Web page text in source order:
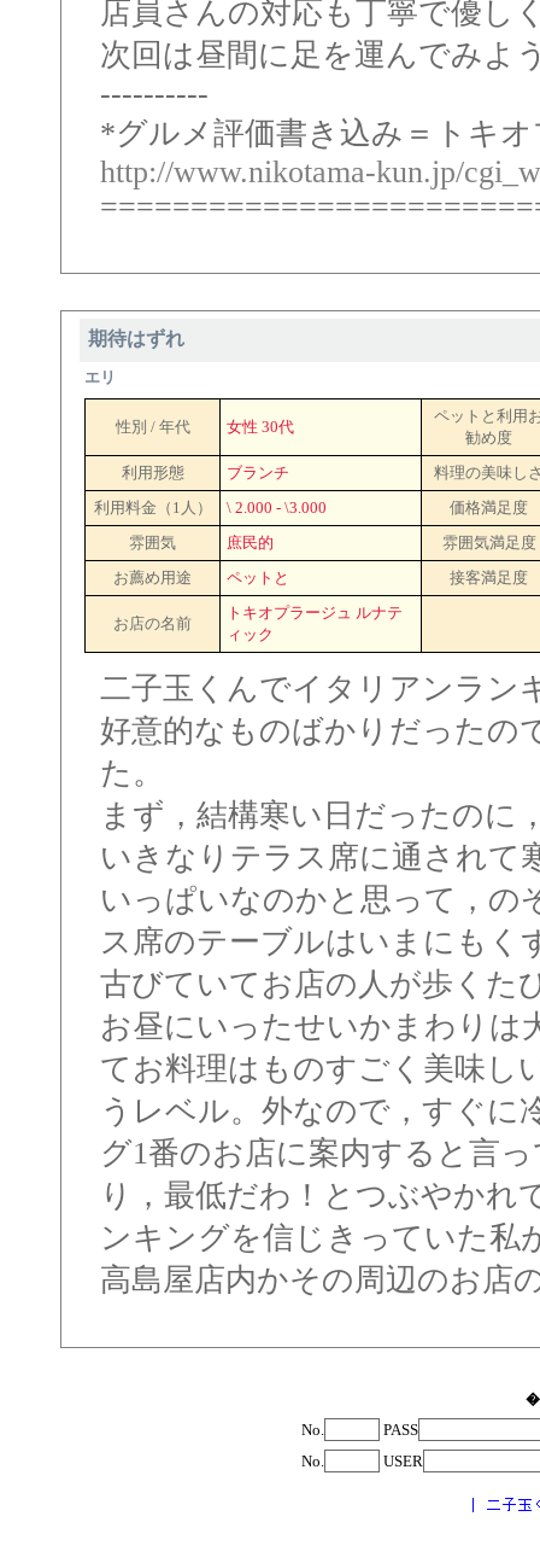
店員さんの対応も丁寧で優し
次回は昼間に足を運んでみよ
----------
*グルメ評価書き込み＝トキ
http://www.nikotama-kun.jp/
期待はずれ
エリ
性別 / 年代 女性 30代
ペットと利用
勧め度
利用形態
ブランチ
料理の美味し
利用料金（1人）
\ 2.000 - \3.000
価格満足度
雰囲気
庶民的
雰囲気満足度
お薦め用途
ペットと 接客満足度
お店の名前
トキオプラージュ ルナテ
ィック
二子玉くんでイタリアンラン
好意的なものばかりだったの
た。
まず，結構寒い日だったのに
いきなりテラス席に通されて
いっぱいなのかと思って，の
ス席のテーブルはいまにもく
古びていてお店の人が歩くた
お昼にいったせいかまわりは
てお料理はものすごく美味し
うレベル。外なので，すぐに
グ1番のお店に案内すると言
り，最低だわ！とつぶやかれ
ンキングを信じきっていた私
高島屋店内かその周辺のお店
�
No.
PASS
No.
USER